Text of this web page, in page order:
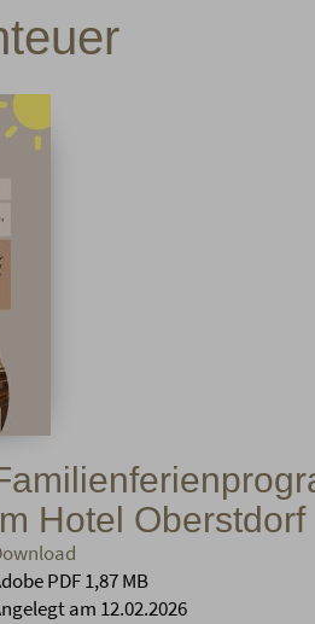
Hotel Oberstdorf
PDF 1,87 MB
am 12.02.2026